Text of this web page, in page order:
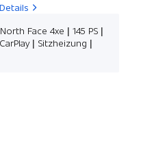
Face 4xe | 145 PS |
| Sitzheizung |